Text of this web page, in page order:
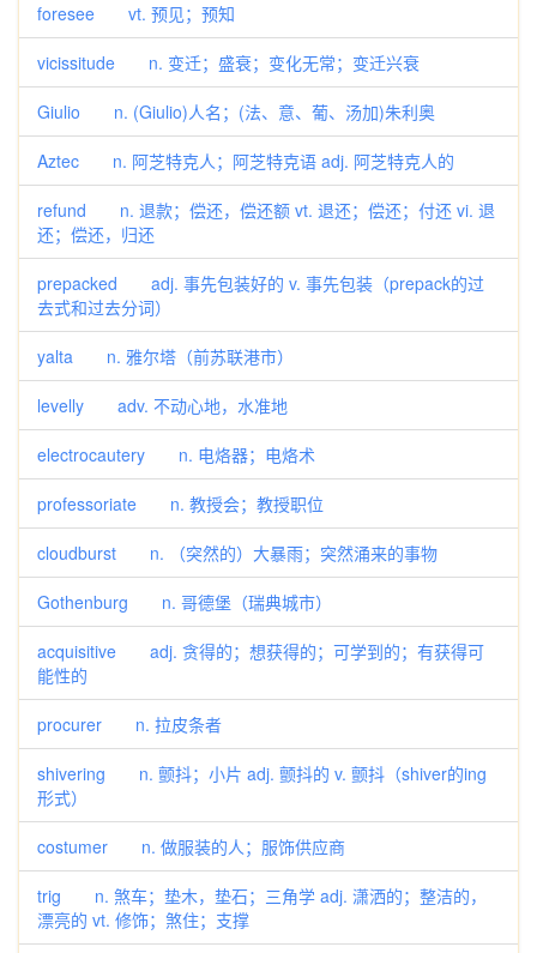
foresee vt. 预见；预知
vicissitude n. 变迁；盛衰；变化无常；变迁兴衰
Giulio n. (Giulio)人名；(法、意、葡、汤加)朱利奥
Aztec n. 阿芝特克人；阿芝特克语 adj. 阿芝特克人的
refund n. 退款；偿还，偿还额 vt. 退还；偿还；付还 vi. 退
还；偿还，归还
prepacked adj. 事先包装好的 v. 事先包装（prepack的过
去式和过去分词）
yalta n. 雅尔塔（前苏联港市）
levelly adv. 不动心地，水准地
electrocautery n. 电烙器；电烙术
professoriate n. 教授会；教授职位
cloudburst n. （突然的）大暴雨；突然涌来的事物
Gothenburg n. 哥德堡（瑞典城市）
acquisitive adj. 贪得的；想获得的；可学到的；有获得可
能性的
procurer n. 拉皮条者
shivering n. 颤抖；小片 adj. 颤抖的 v. 颤抖（shiver的ing
形式）
costumer n. 做服装的人；服饰供应商
trig n. 煞车；垫木，垫石；三角学 adj. 潇洒的；整洁的，
漂亮的 vt. 修饰；煞住；支撑